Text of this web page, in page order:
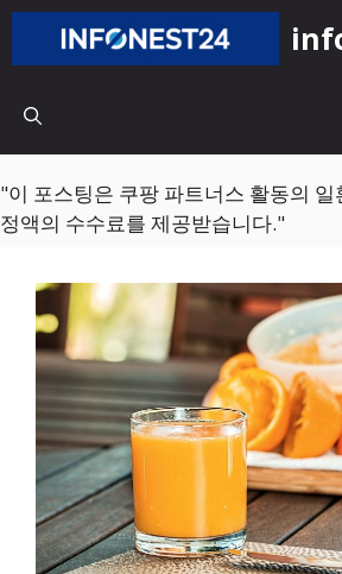
컨
츠
너
뛰
기
"이 포스팅은 쿠팡 파트너스 활동의 일
정액의 수수료를 제공받습니다."